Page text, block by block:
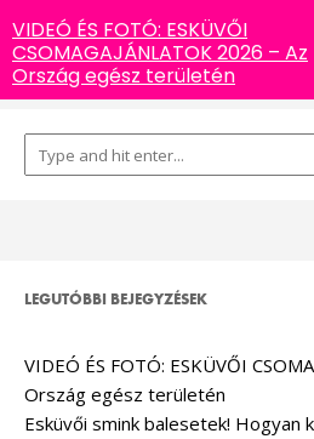
LEGUTÓBBI BEJEGYZÉSEK
VIDEÓ ÉS FOTÓ: ESKÜVŐI
Ország egész területén
Esküvői smink balesetek! Hogyan
VIDEÓ ÉS FOTÓ: ESKÜVŐI
CSOMAGAJÁNLATOK 2026 – Az
Ország egész területén